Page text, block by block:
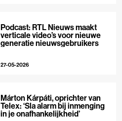
Podcast: RTL Nieuws maakt
verticale video’s voor nieuwe
generatie nieuwsgebruikers
27-05-2026
Márton Kárpáti, oprichter van
Telex: ‘Sla alarm bij inmenging
in je onafhankelijkheid’